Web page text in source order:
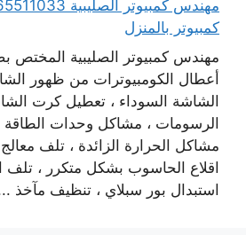
كمبيوتر بالمنزل
مهندس كمبيوتر الصليبية المختص
أعطال الكومبيوترات من ظهور
الشاشة السوداء ، تعطيل كرت
الرسومات ، مشاكل وحدات الطاقة و
مشاكل الحرارة الزائدة ، تلف
اقلاع الحاسوب بشكل متكرر ، تلف
استبدال بور سبلاي ، تنظيف مآخذ